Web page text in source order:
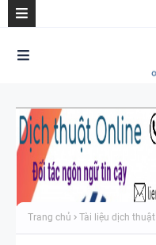
Trang chủ Tài liệu dịch thuật